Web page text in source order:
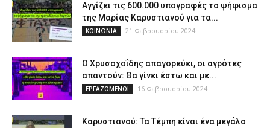
Αγγίζει τις 600.000 υπογραφές το ψήφισμα
της Μαρίας Καρυστιανού για τα...
ΚΟΙΝΩΝΙΑ 21 Φεβρουαρίου 2024
Ο Χρυσοχοΐδης απαγορεύει, οι αγρότες
απαντούν: Θα γίνει έστω και με...
ΕΡΓΑΖΟΜΕΝΟΙ 16 Φεβρουαρίου 2024
Καρυστιανού: Τα Τέμπη είναι ένα μεγάλο